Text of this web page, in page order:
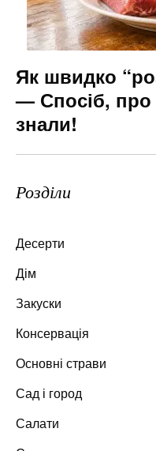
Як швидко
— Спосіб, про
знали!
Розділи
Десерти
Дім
Закуски
Консервація
Основні страви
Сад і город
Салати